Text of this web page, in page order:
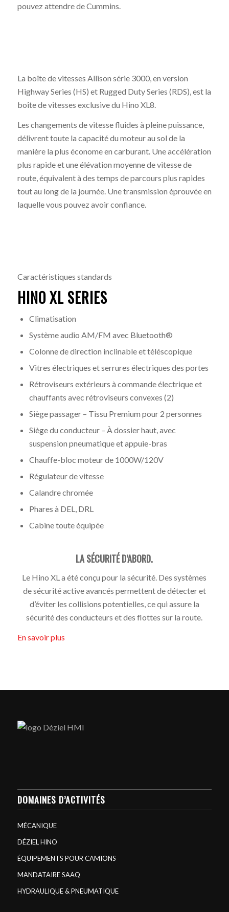
pouvez attendredeCummins.
La boîte de vitesses Allison série 3000, en version
Highway Series (HS) et Rugged Duty Series (RDS), est la
boîte de vitesses exclusive du Hino XL8.
Les changements de vitesse fluides à pleine puissance,
délivrent toute la capacité du moteur au sol de la
manière la plus économe en carburant. Une accélération
plus rapide et une élévation moyenne de vitesse de
route, équivalent à des temps de parcours plus rapides
tout au long de la journée. Une transmission éprouvée en
laquelle vous pouvez avoir confiance.
Caractéristiques standards
HINO XL SERIES
Climatisation
Système audio AM/FM avec Bluetooth®
Colonne de direction inclinable et téléscopique
Vitres électriques et serrures électriques des portes
Rétroviseurs extérieurs à commande électrique et
chauffants avec rétroviseurs convexes (2)
Siège passager – Tissu Premium pour 2 personnes
Siège du conducteur – À dossier haut, avec
suspension pneumatique et appuie-bras
Chauffe-bloc moteur de 1000W/120V
Régulateur de vitesse
Calandre chromée
Phares à DEL, DRL
Cabine toute équipée
LA SÉCURITÉ D’ABORD.
Le Hino XL a été conçu pour la sécurité. Des systèmes
de sécurité active avancés permettent de détecter et
d’éviter les collisions potentielles, ce qui assure la
sécurité des conducteurs et des flottes sur la route.
En savoir plus
DOMAINES D’ACTIVITÉS
MÉCANIQUE
DÉZIEL HINO
ÉQUIPEMENTS POUR CAMIONS
MANDATAIRE SAAQ
HYDRAULIQUE & PNEUMATIQUE